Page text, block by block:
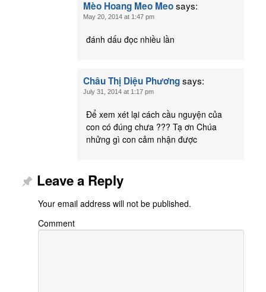
Mèo Hoang Meo Meosays:
May 20, 2014 at 1:47 pm
đánh dấu đọc nhiều lần
Châu Thị Diệu Phươngsays:
July 31, 2014 at 1:17 pm
Để xem xét lại cách cầu nguyện của
con có đúng chưa ??? Tạ ơn Chúa
nhửng gì con cảm nhận được
Leave a Reply
Your email address will not be published.
Comment